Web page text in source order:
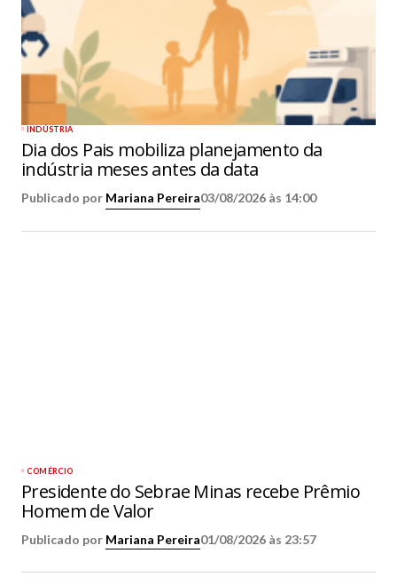
INDÚSTRIA
Dia dos Pais mobiliza planejamento da
indústria meses antes da data
Publicado por Mariana Pereira03/08/2026 às 14:00
COMÉRCIO
Presidente do Sebrae Minas recebe Prêmio
Homem de Valor
Publicado por Mariana Pereira01/08/2026 às 23:57